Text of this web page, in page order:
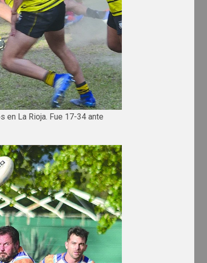
en La Rioja. Fue 17-34 ante